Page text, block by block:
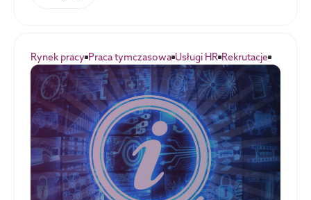
Rynek pracy Praca tymczasowa Usługi HR Rekrutacje